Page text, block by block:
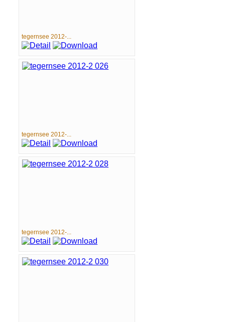
tegernsee 2012-...
tegernsee 2012-...
tegernsee 2012-...